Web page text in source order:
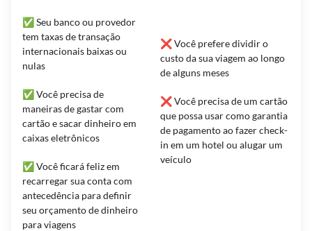
✅ Seu banco ou provedor
tem taxas de transação
internacionais baixas ou
nulas
✅ Você precisa de
maneiras de gastar com
cartão e sacar dinheiro em
caixas eletrônicos
✅ Você ficará feliz em
recarregar sua conta com
antecedência para definir
seu orçamento de dinheiro
para viagens
❌ Você prefere dividir o
custo da sua viagem ao longo
de alguns meses
❌ Você precisa de um cartão
que possa usar como garantia
de pagamento ao fazer check-
in em um hotel ou alugar um
veículo